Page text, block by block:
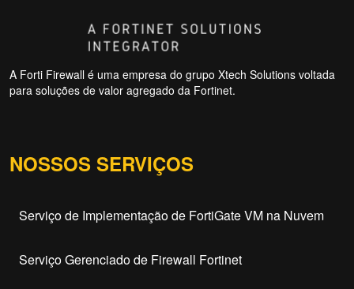
A Forti Firewall é uma empresa do grupo Xtech Solutions voltada
para soluções de valor agregado da Fortinet.
NOSSOS SERVIÇOS
Serviço de Implementação de FortiGate VM na Nuvem
Serviço Gerenciado de Firewall Fortinet